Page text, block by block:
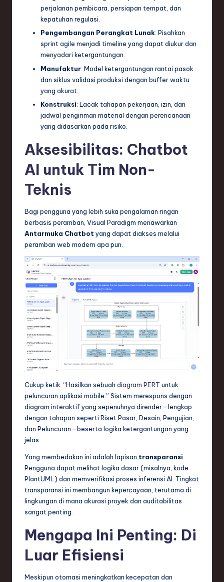
perjalanan pembicara, persiapan tempat, dan
kepatuhan regulasi.
Pengembangan Perangkat Lunak: Pisahkan
sprint agile menjadi timeline yang dapat diukur dan
menyadari ketergantungan.
Manufaktur: Model ketergantungan rantai pasok
dan siklus validasi produksi dengan buffer waktu
yang akurat.
Konstruksi: Lacak tahapan pekerjaan, izin, dan
jadwal pengiriman material dengan perencanaan
yang didasarkan pada risiko.
Aksesibilitas: Chatbot
AI untuk Tim Non-
Teknis
Bagi pengguna yang lebih suka pengalaman ringan
berbasis peramban, Visual Paradigm menawarkan
Antarmuka Chatbot yang dapat diakses melalui
peramban web modern apa pun.
Cukup ketik: “Hasilkan sebuah diagram PERT untuk
peluncuran aplikasi mobile.” Sistem merespons dengan
diagram interaktif yang sepenuhnya dirender—lengkap
dengan tahapan seperti Riset Pasar, Desain, Pengujian,
dan Peluncuran—beserta logika ketergantungan yang
jelas.
Yang membedakan ini adalah lapisan transparansi
Pengguna dapat melihat logika dasar (misalnya, kode
PlantUML) dan memverifikasi proses inferensi AI. Tingkat
transparansi ini membangun kepercayaan, terutama di
lingkungan di mana akurasi proyek dan auditabilitas
sangat penting.
Mengapa Ini Penting: Di
Luar Efisiensi
Meskipun otomasi meningkatkan kecepatan dan